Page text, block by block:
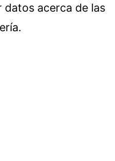
acerca de las